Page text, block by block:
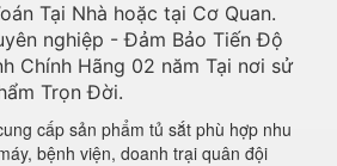
Tại Nhà hoặc tại Cơ Quan.
nghiệp - Đảm Bảo Tiến Độ
Chính Hãng 02 năm Tại nơi sử
Trọn Đời.
cấp sản phẩm tủ sắt phù hợp nhu
bệnh viện, doanh trại quân đội